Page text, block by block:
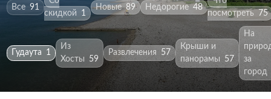
Все 91
скидкой
1
Новые 89 Недорогие 48
посмотреть
75
Гудаута 1
Из
Хосты
59
Развлечения 57
Крыши и
панорамы
57
На
за
город